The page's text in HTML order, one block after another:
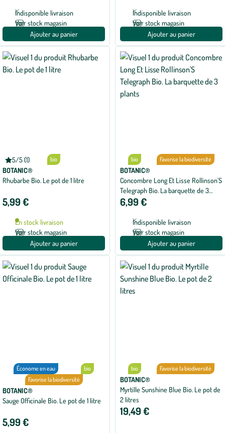
Indisponible livraison
Voir stock magasin
Ajouter au panier
Indisponible livraison
Voir stock magasin
Ajouter au panier
5/5 (1)
Note
moyenne
de
5
5
avec
bio
BOTANIC®
Rhubarbe Bio. Le pot de 1 litre
5,99 €
En stock livraison
Voir stock magasin
Ajouter au panier
bio Favorise la biodiversité
BOTANIC®
Concombre Long Et Lisse Rollinson'S
Telegraph Bio. La barquette de 3
plants
6,99 €
Indisponible livraison
Voir stock magasin
Ajouter au panier
Économe en eau
bio
Favorise la biodiversité
BOTANIC®
Sauge Officinale Bio. Le pot de 1 litre
5,99 €
bio Favorise la biodiversité
BOTANIC®
Myrtille Sunshine Blue Bio. Le pot de
2 litres
19,49 €